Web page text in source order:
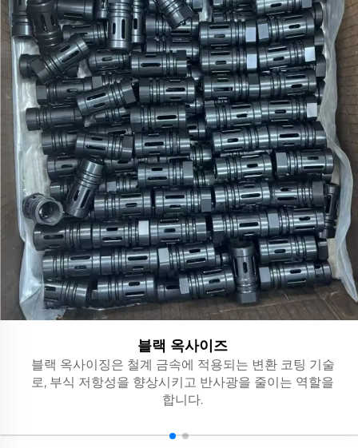
블랙 옥사이즈
블랙 옥사이징은 철계 금속에 적용되는 변환 코팅 기술
로, 부식 저항성을 향상시키고 반사광을 줄이는 역할을
합니다.